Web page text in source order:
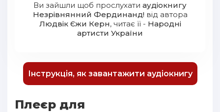
Ви зайшли щоб прослухати аудіокнигу
Незрівнянний Фердинанд!від автора
Людвік Єжи Керн, читає її - Народні
артисти України
Інструкція, як завантажити аудіокнигу
Плеєр для